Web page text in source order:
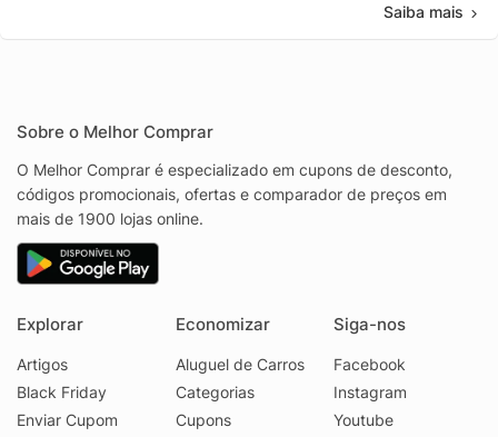
Saiba mais
Sobre o Melhor Comprar
O Melhor Comprar é especializado em cupons de desconto,
códigos promocionais, ofertas e comparador de preços em
mais de 1900 lojas online.
Explorar
Artigos
Black Friday
Enviar Cupom
Economizar
Aluguel de Carros
Categorias
Cupons
Siga-nos
Facebook
Instagram
Youtube